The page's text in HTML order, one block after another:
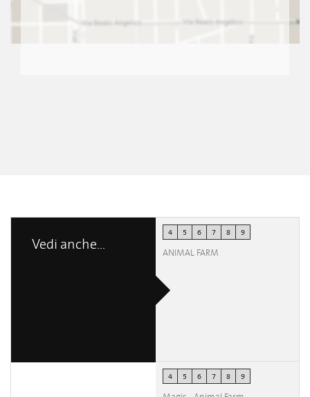
Vedi anche...
4 5 6 7 8 9
ANIMAL FARM
4 5 6 7 8 9